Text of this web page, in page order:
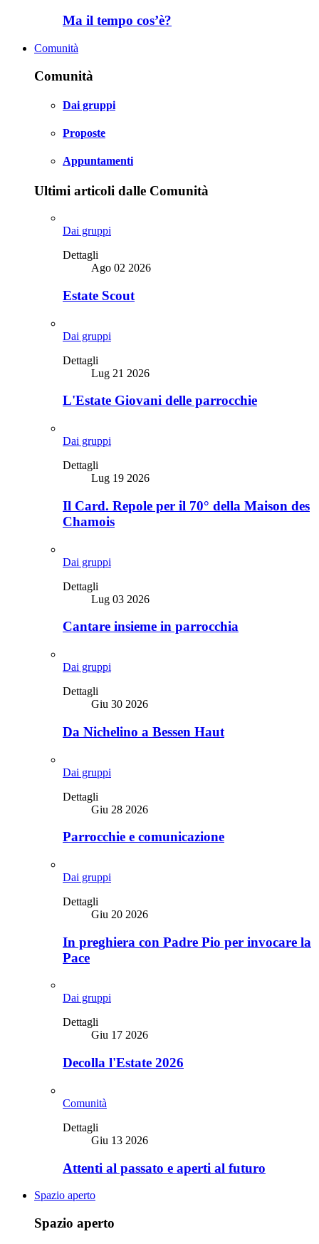
Ma il tempo cos’è?
Comunità
Comunità
Dai gruppi
Proposte
Appuntamenti
Ultimi articoli dalle Comunità
Dai gruppi
Dettagli
Ago 02 2026
Estate Scout
Dai gruppi
Dettagli
Lug 21 2026
L'Estate Giovani delle parrocchie
Dai gruppi
Dettagli
Lug 19 2026
Il Card. Repole per il 70° della Maison des
Chamois
Dai gruppi
Dettagli
Lug 03 2026
Cantare insieme in parrocchia
Dai gruppi
Dettagli
Giu 30 2026
Da Nichelino a Bessen Haut
Dai gruppi
Dettagli
Giu 28 2026
Parrocchie e comunicazione
Dai gruppi
Dettagli
Giu 20 2026
In preghiera con Padre Pio per invocare la
Pace
Dai gruppi
Dettagli
Giu 17 2026
Decolla l'Estate 2026
Comunità
Dettagli
Giu 13 2026
Attenti al passato e aperti al futuro
Spazio aperto
Spazio aperto